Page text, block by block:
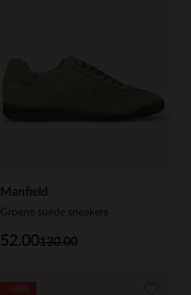
Manfield
Groene suède sneakers
130.00
52.00